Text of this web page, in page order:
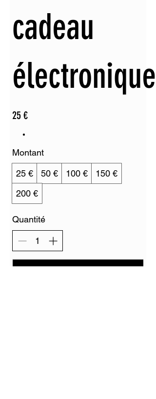
cadeau
électronique
25 €
Montant
25 € 50 € 100 €
150 €
200 €
Quantité